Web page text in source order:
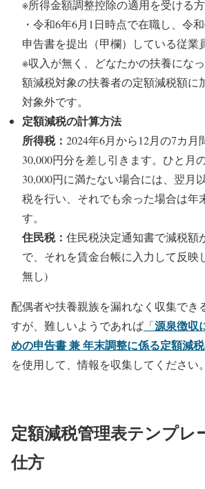
※所得金額調整控除の適用を受ける
・令和6年6月1日時点で在職し、令
申告書を提出（甲欄）している従業
※収入が無く、どなたかの扶養にな
額減税対象の扶養者の定額減税額に
対象外です。
定額減税の計算方法
所得税： 2024年6月から12月の7カ月
30,000円分を差し引きます。ひと月
30,000円に満たない場合には、翌月
税を行い、それでも余った場合は年
す。
住民税： 住民税決定通知書で減税額
で、それを賃金台帳に入力して反映
無し)
配偶者や扶養親族を漏れなく収集でき
すが、難しいようであれば 「源泉徴収
めの申告書 兼 年末調整に係る定額減
を使用して、情報を収集してください。
定額減税管理表テンプレ
仕方